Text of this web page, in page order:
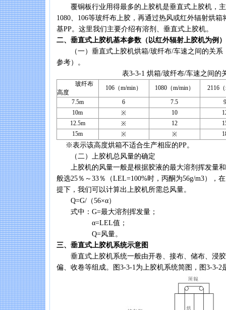
覆铜板行业用得最多的上胶机是垂直式上胶机，主
1080、106等玻纤布上胶，再通过热风或红外辐射烘
基PP。这里我们主要介绍有溶剂、垂直式上胶机。
二、垂直式上胶机基本参数（以红外辐射上胶机为例）
（一）垂直式上胶机烘箱/玻纤布/车速之间的关系
参考）。
表3-3-1 烘箱/玻纤布/车速之间的关
玻纤布
高度
106（m/min） 1080（m/min）
2116
7.5m
6 7.5
10m
※ 10
12.5m
※ 12
15m
※ ※
※表示该高度烘箱不适合生产相应的PP。
（二）上胶机总风量的确定
上胶机的风量一般是根据胶液的最大溶剂挥发量
般选25％～33％（LEL=100%时，丙酮为56g/m3），
提下，我们可以计算出上胶机所需总风量。
Q=G/（56×α）
式中：G=最大溶剂挥发量；
α=LEL值；
Q=风量。
三、垂直式上胶机系统示意图
垂直式上胶机系统一般由开卷、接布、储布、浸胶
偏、收卷等组成。图3-3-1为上胶机系统简图，图3-3-2